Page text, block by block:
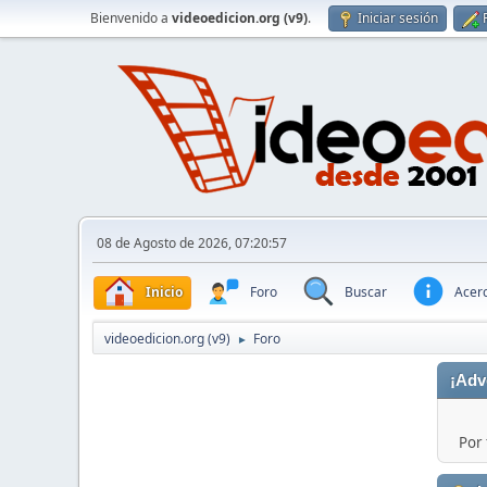
Bienvenido a videoedicion.org (v9). Iniciar sesión
08 de Agosto de 2026, 07:20:57
Inicio Foro Buscar
videoedicion.org (v9) ► Foro
Por